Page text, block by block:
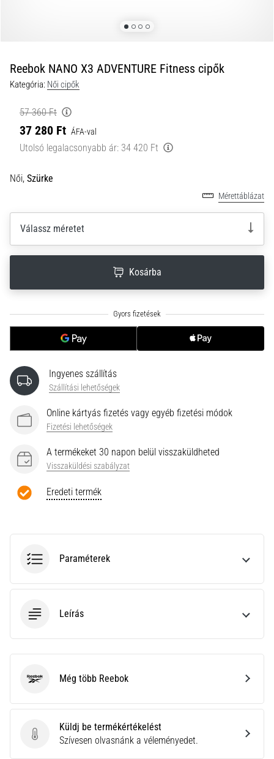
következő
dolgok
nem
táskádból!​​​​​​​
•
Cross
Training
–
hogyan
neki
készíts
edzéstervet
Torna,
súlyemelés.
Téged
vonz
edzés,
ami
egy
kicsit
Csatlakozz
Cross
Minden cikk
Reebok NANO X3 ADVENTURE Fitness cipők
Kategória: Női cipők
57 360 Ft
37 280 Ft ÁFA-val
Utolsó legalacsonyabb ár: 34 420 Ft
Női, Szürke
Mérettáblázat
Válassz méretet
Kosárba
Ingyenes szállítás
Szállítási lehetőségek
Online kártyás fizetés vagy egyéb fizetési módok
Fizetési lehetőségek
A termékeket 30 napon belül visszaküldheted
Visszaküldési szabályzat
Eredeti termék
Paraméterek
Leírás
Küldj be termékértékelést
Küldj be termékértékelést
Szívesen olvasnánk a véleményedet.
ReebokMég több Reebok